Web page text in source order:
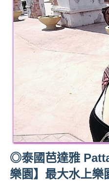
◎泰國芭達雅
樂園】最大水上樂